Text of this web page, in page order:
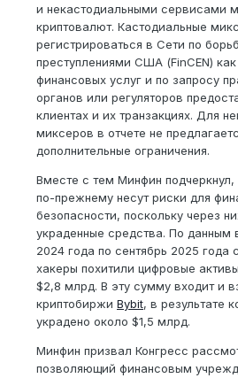
и некастодиальными сервисами
криптовалют. Кастодиальные
регистрироваться в Сети по
преступлениями США (FinCEN)
финансовых услуг и по запросу
органов или регуляторов
клиентах и их транзакциях. Для
миксеров в отчете не
дополнительные ограничения.
Вместе с тем Минфин подчеркнул,
по-прежнему несут риски для
безопасности, поскольку через
украденные средства. По данным
2024 года по сентябрь 2025 года
хакеры похитили цифровые
$2,8 млрд. В эту сумму входит и
криптобиржи Bybit, в результате
украдено около $1,5 млрд.
Минфин призвал Конгресс
позволяющий финансовым